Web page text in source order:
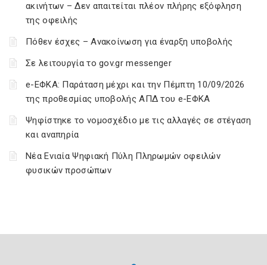
ακινήτων – Δεν απαιτείται πλέον πλήρης εξόφληση
της οφειλής
Πόθεν έσχες – Ανακοίνωση για έναρξη υποβολής
Σε λειτουργία το gov.gr messenger
e-ΕΦΚΑ: Παράταση μέχρι και την Πέμπτη 10/09/2026
της προθεσμίας υποβολής ΑΠΔ του e-ΕΦΚΑ
Ψηφίστηκε το νομοσχέδιο με τις αλλαγές σε στέγαση
και αναπηρία
Νέα Ενιαία Ψηφιακή Πύλη Πληρωμών οφειλών
φυσικών προσώπων